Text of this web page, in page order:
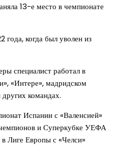
13-е место в чемпионате
года, когда был уволен из
специалист работал в
«Интере», мадридском
командах.
Испании с «Валенсией»
и Суперкубке УЕФА
Лиге Европы с «Челси»